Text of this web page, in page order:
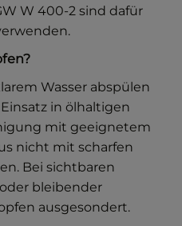
W 400-2 sind dafür
Wasser abspülen
in ölhaltigen
mit geeignetem
nicht mit scharfen
Bei sichtbaren
bleibender
ausgesondert.